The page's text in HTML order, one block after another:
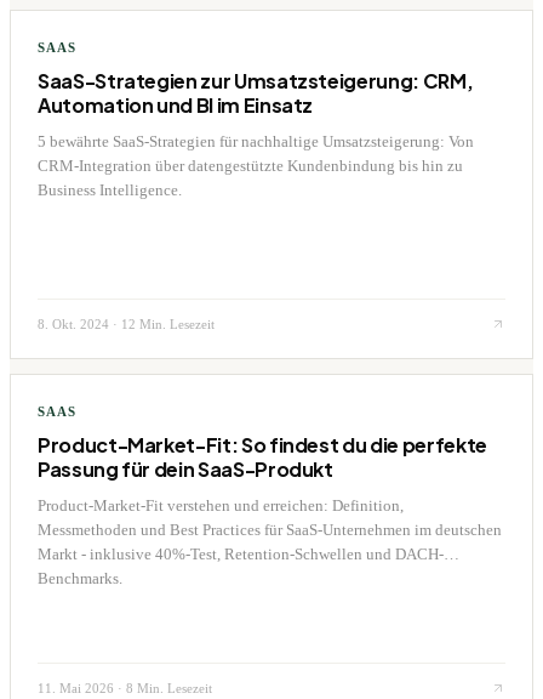
SAAS
SaaS-Strategien zur Umsatzsteigerung: CRM,
Automation und BI im Einsatz
5 bewährte SaaS-Strategien für nachhaltige Umsatzsteigerung: Von
CRM-Integration über datengestützte Kundenbindung bis hin zu
Business Intelligence.
8. Okt. 2024 · 12 Min. Lesezeit
SAAS
Product-Market-Fit: So findest du die perfekte
Passung für dein SaaS-Produkt
Product-Market-Fit verstehen und erreichen: Definition,
Messmethoden und Best Practices für SaaS-Unternehmen im deutschen
Markt - inklusive 40%-Test, Retention-Schwellen und DACH-
Benchmarks.
11. Mai 2026 · 8 Min. Lesezeit